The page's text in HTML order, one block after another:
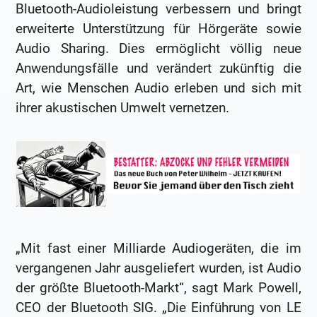
Bluetooth-Audioleistung verbessern und bringt
erweiterte Unterstützung für Hörgeräte sowie
Audio Sharing. Dies ermöglicht völlig neue
Anwendungsfälle und verändert zukünftig die
Art, wie Menschen Audio erleben und sich mit
ihrer akustischen Umwelt vernetzen.
„Mit fast einer Milliarde Audiogeräten, die im
vergangenen Jahr ausgeliefert wurden, ist Audio
der größte Bluetooth-Markt“, sagt Mark Powell,
CEO der Bluetooth SIG. „Die Einführung von LE